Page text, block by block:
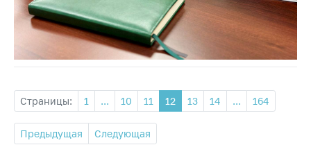
Страницы: 1 ... 10 11 12 13 14 ... 164
Предыдущая Следующая